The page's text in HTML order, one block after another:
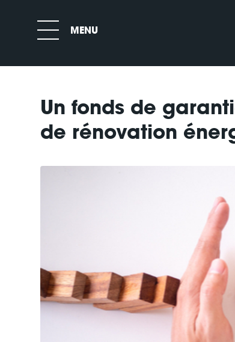
Un fonds de
de rénovation